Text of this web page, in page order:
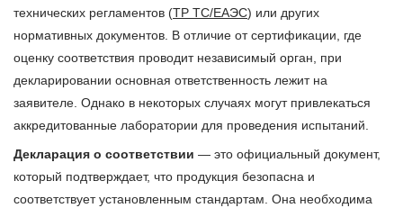
технических регламентов (ТР ТС/ЕАЭС) или других
нормативных документов. В отличие от сертификации, где
оценку соответствия проводит независимый орган, при
декларировании основная ответственность лежит на
заявителе. Однако в некоторых случаях могут привлекаться
аккредитованные лаборатории для проведения испытаний.
Декларация о соответствии — это официальный документ,
который подтверждает, что продукция безопасна и
соответствует установленным стандартам. Она необходима